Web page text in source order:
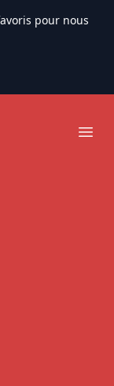
pour nous